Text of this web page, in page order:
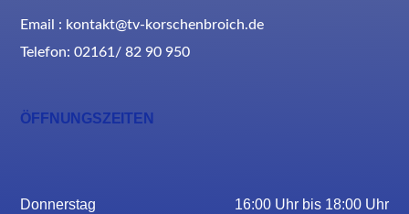
Email : kontakt@tv-korschenbroich.de
Telefon: 02161/ 82 90 950
ÖFFNUNGSZEITEN
Donnerstag 16:00 Uhr bis 18:00 Uhr